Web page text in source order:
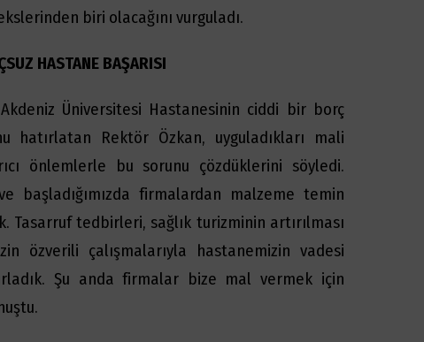
biri olacağını vurguladı.
HASTANE BAŞARISI
Üniversitesi Hastanesinin ciddi bir borç
hatırlatan Rektör Özkan, uyguladıkları mali
önlemlerle bu sorunu çözdüklerini söyledi.
başladığımızda firmalardan malzeme temin
Tasarruf tedbirleri, sağlık turizminin artırılması
özverili çalışmalarıyla hastanemizin vadesi
Şu anda firmalar bize mal vermek için